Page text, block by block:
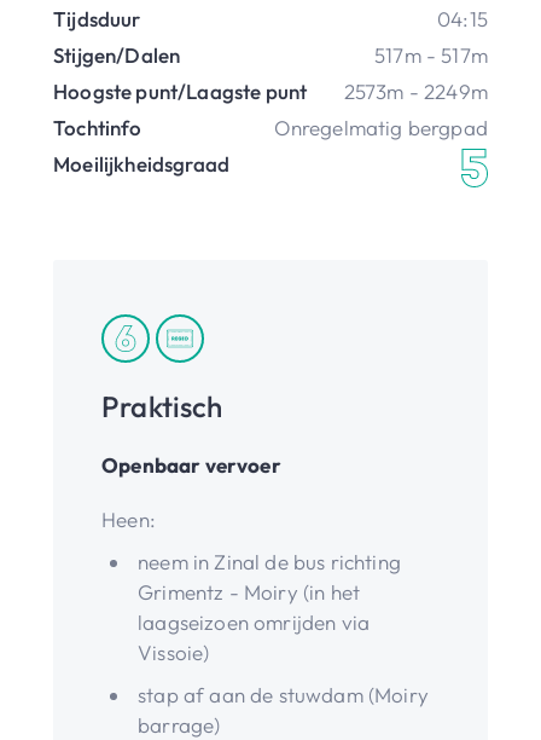
Tijdsduur
04:15
Stijgen/Dalen
517m - 517m
Hoogste punt/Laagste punt
2573m - 2249m
Tochtinfo
Onregelmatig bergpad
Moeilijkheidsgraad
Praktisch
Openbaar vervoer
Heen:
neem in Zinal de bus richting
Grimentz - Moiry (in het
laagseizoen omrijden via
Vissoie)
stap af aan de stuwdam (Moiry
barrage)